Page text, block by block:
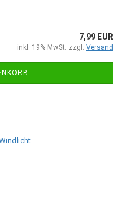
7,99 EUR
inkl. 19% MwSt. zzgl. Versand